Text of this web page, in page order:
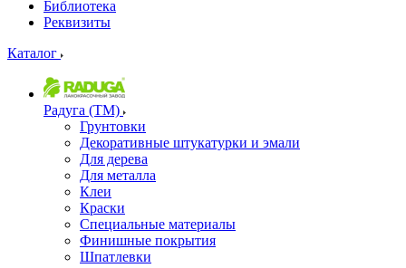
Библиотека
Реквизиты
Каталог
Радуга (ТМ)
Грунтовки
Декоративные штукатурки и эмали
Для дерева
Для металла
Клеи
Краски
Специальные материалы
Финишные покрытия
Шпатлевки